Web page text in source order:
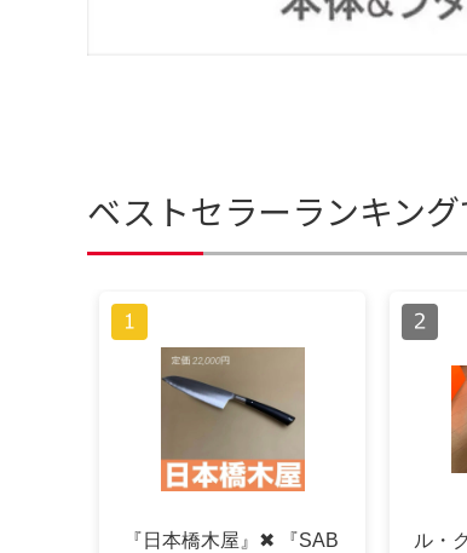
ベストセラーランキン
『日本橋木屋』✖︎ 『SAB
ル・